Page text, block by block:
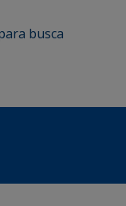
busca